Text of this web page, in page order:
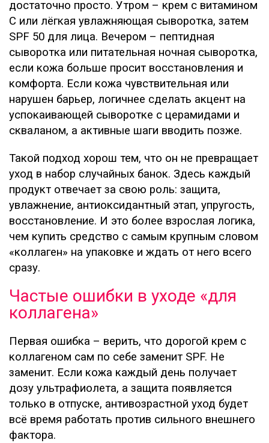
достаточно просто. Утром – крем с витамином
C или лёгкая увлажняющая сыворотка, затем
SPF 50 для лица. Вечером – пептидная
сыворотка или питательная ночная сыворотка,
если кожа больше просит восстановления и
комфорта. Если кожа чувствительная или
нарушен барьер, логичнее сделать акцент на
успокаивающей сыворотке с церамидами и
скваланом, а активные шаги вводить позже.
Такой подход хорош тем, что он не превращает
уход в набор случайных банок. Здесь каждый
продукт отвечает за свою роль: защита,
увлажнение, антиоксидантный этап, упругость,
восстановление. И это более взрослая логика,
чем купить средство с самым крупным словом
«коллаген» на упаковке и ждать от него всего
сразу.
Частые ошибки в уходе «для
коллагена»
Первая ошибка – верить, что дорогой крем с
коллагеном сам по себе заменит SPF. Не
заменит. Если кожа каждый день получает
дозу ультрафиолета, а защита появляется
только в отпуске, антивозрастной уход будет
всё время работать против сильного внешнего
фактора.